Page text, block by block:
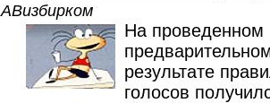
АВизбирком
На проведенном
результате
голосов